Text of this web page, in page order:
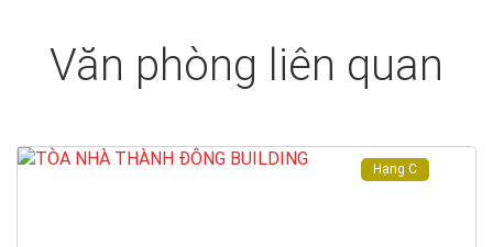
Văn phòng liên quan
Hạng C